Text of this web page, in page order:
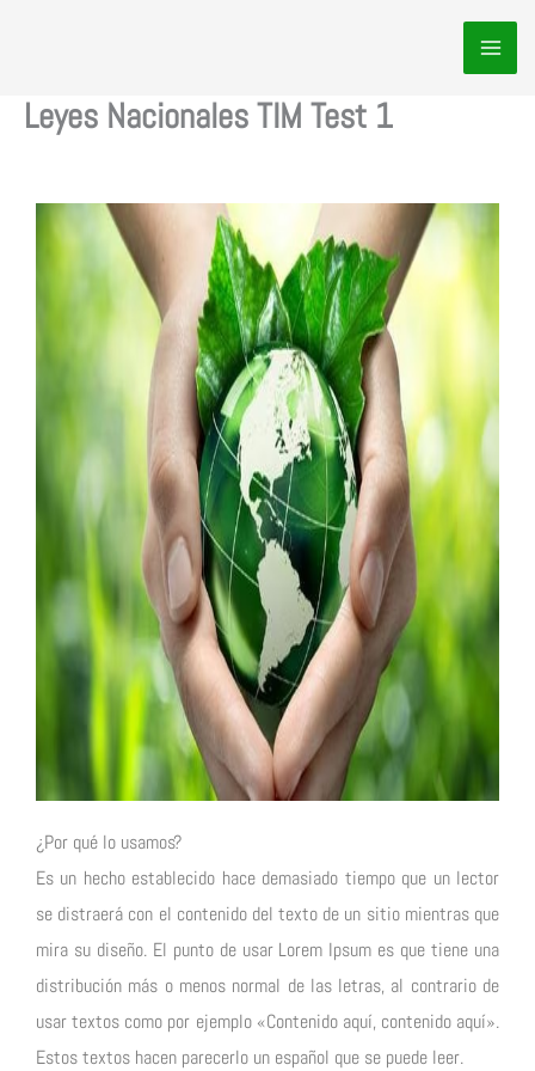
Leyes Nacionales TIM Test 1
¿Por qué lo usamos?
Es un hecho establecido hace demasiado tiempo que un lector
se distraerá con el contenido del texto de un sitio mientras que
mira su diseño. El punto de usar Lorem Ipsum es que tiene una
distribución más o menos normal de las letras, al contrario de
usar textos como por ejemplo «Contenido aquí, contenido aquí».
Estos textos hacen parecerlo un español que se puede leer.